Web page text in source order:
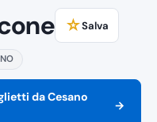
☆Salva
da Cesano
→